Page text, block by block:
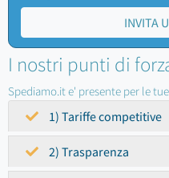
INVITA
I nostri punti di
Spediamo.it e' presente per le
1) Tariffe competitive
2) Trasparenza